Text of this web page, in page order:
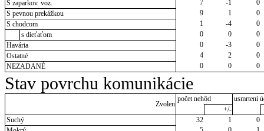
S zaparkov. voz. 7 -1
0
S pevnou prekážkou
9 1
0
S chodcom
1 -4
0
s dieťaťom
0 0
0
Havária
0 -3
0
Ostatné
4 2
0
NEZADANÉ
0 0 0
Stav povrchu komunikácie
Zvolen
počet nehôd
usmrtení
+/-
Suchý
32 1
0